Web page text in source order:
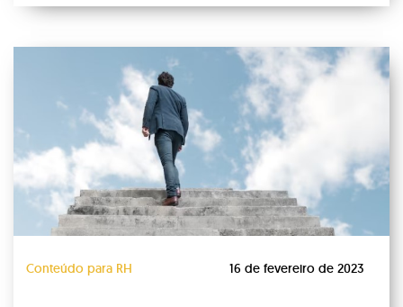
Conteúdo para RH 16 de fevereiro de 2023